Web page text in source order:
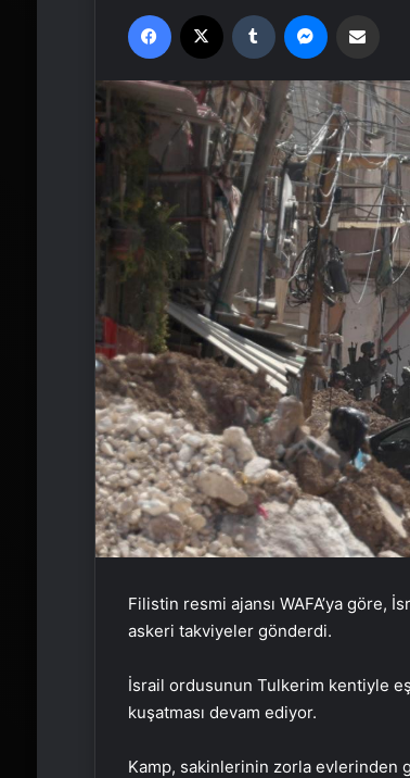
Facebook Tumblr
Filistin resmi ajansı WAFA’ya göre,
askeri takviyeler gönderdi.
İsrail ordusunun Tulkerim kentiyle
kuşatması devam ediyor.
Kamp, sakinlerinin zorla evlerinden